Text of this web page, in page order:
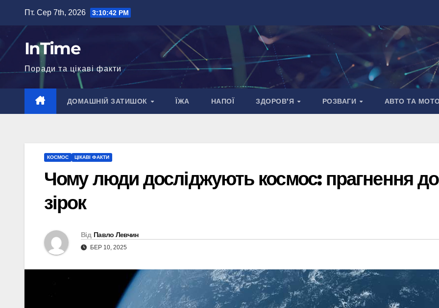
вмісту
Пт. Сер 7th, 2026 3:10:43 PM
InTime
Поради та цікаві факти
ДОМАШНІЙ ЗАТИШОК ЇЖА НАПОЇ ЗДОРОВ’Я РОЗВАГИ АВТО ТА
КОСМОС ЦІКАВІ ФАКТИ
Чому люди досліджують космос: прагнення до
зірок
Від Павло Левчин
БЕР 10, 2025